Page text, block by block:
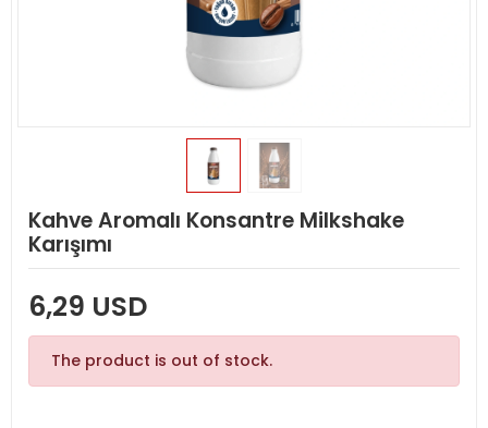
Kahve Aromalı Konsantre Milkshake
Karışımı
6,29 USD
The product is out of stock.